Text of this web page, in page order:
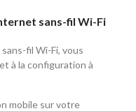
sans-fil Wi-Fi
fil Wi-Fi, vous
à la configuration à
mobile sur votre